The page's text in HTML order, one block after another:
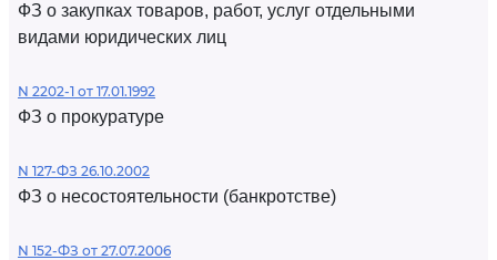
ФЗ о закупках товаров, работ, услуг отдельными
видами юридических лиц
N 2202-1 от 17.01.1992
ФЗ о прокуратуре
N 127-ФЗ 26.10.2002
ФЗ о несостоятельности (банкротстве)
N 152-ФЗ от 27.07.2006